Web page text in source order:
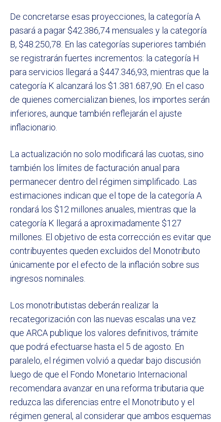
De concretarse esas proyecciones, la categoría A
pasará a pagar $42.386,74 mensuales y la categoría
B, $48.250,78. En las categorías superiores también
se registrarán fuertes incrementos: la categoría H
para servicios llegará a $447.346,93, mientras que la
categoría K alcanzará los $1.381.687,90. En el caso
de quienes comercializan bienes, los importes serán
inferiores, aunque también reflejarán el ajuste
inflacionario.
La actualización no solo modificará las cuotas, sino
también los límites de facturación anual para
permanecer dentro del régimen simplificado. Las
estimaciones indican que el tope de la categoría A
rondará los $12 millones anuales, mientras que la
categoría K llegará a aproximadamente $127
millones. El objetivo de esta corrección es evitar que
contribuyentes queden excluidos del Monotributo
únicamente por el efecto de la inflación sobre sus
ingresos nominales.
Los monotributistas deberán realizar la
recategorización con las nuevas escalas una vez
que ARCA publique los valores definitivos, trámite
que podrá efectuarse hasta el 5 de agosto. En
paralelo, el régimen volvió a quedar bajo discusión
luego de que el Fondo Monetario Internacional
recomendara avanzar en una reforma tributaria que
reduzca las diferencias entre el Monotributo y el
régimen general, al considerar que ambos esquemas